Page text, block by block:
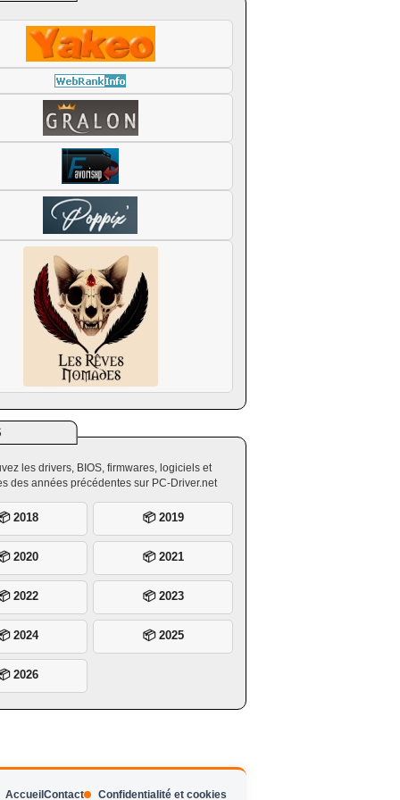
les drivers, BIOS, firmwares, logiciels et
des années précédentes sur PC-Driver.net
2018 📦 2019
2020 📦 2021
2022 📦 2023
2024 📦 2025
2026
Accueil Contact Confidentialité et cookies